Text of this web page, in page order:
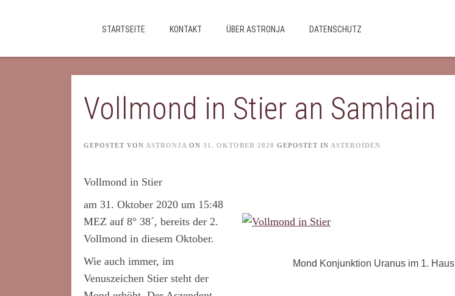
content
STARTSEITE KONTAKT ÜBER ASTRONJA DATENSCHUTZ
Vollmond in Stier an Samhain
GEPOSTET VON ASTRONJA ON 31. OKTOBER 2020 GEPOSTET IN ASTEROIDEN
Vollmond in Stier
Mond Konjunktion Uranus im 1. Haus
am 31. Oktober 2020 um 15:48
MEZ auf 8° 38´, bereits der 2.
Vollmond in diesem Oktober.
Wie auch immer, im
Venuszeichen Stier steht der